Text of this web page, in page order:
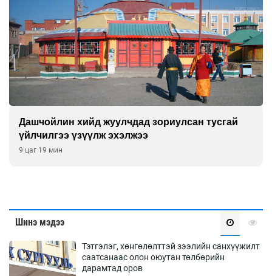
Манайхан Тайванийн I, II багийнхантай
өрсөлдөх нь
9 цаг 49 мин
Шинэ мэдээ
Тэтгэлэг, хөнгөлөлттэй зээлийн санхүүжилт
саатсанаас олон оюутан төлбөрийн
дарамтад оров